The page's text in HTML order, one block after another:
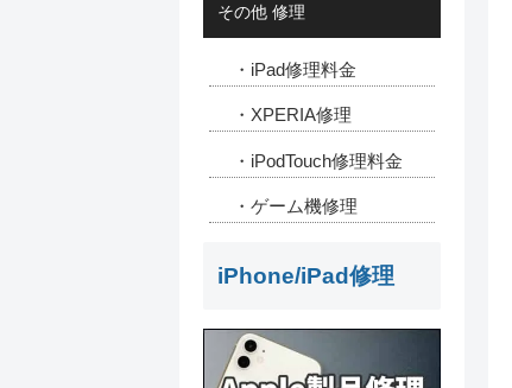
その他 修理
・iPad修理料金
・XPERIA修理
・iPodTouch修理料金
・ゲーム機修理
iPhone/iPad修理